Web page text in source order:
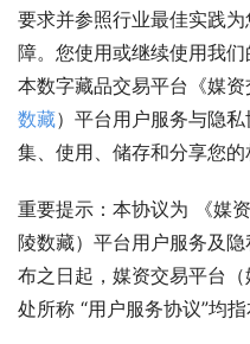
要求并参照行业最佳实践
障。您使用或继续使用我
本数字藏品交易平台《媒
数藏）平台用户服务与隐
集、使用、储存和分享您的
重要提示：本协议为 《媒
陵数藏）平台用户服务及
布之日起，媒资交易平台
处所称 “用户服务协议”均指